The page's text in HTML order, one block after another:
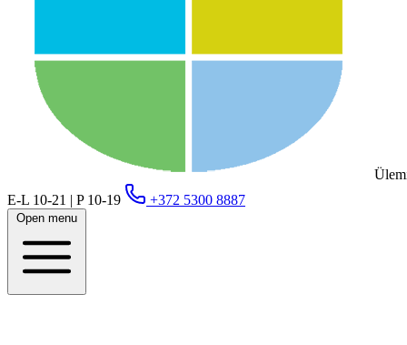
E-L 10-21 | P 10-19
+372 5300 8887
Open menu